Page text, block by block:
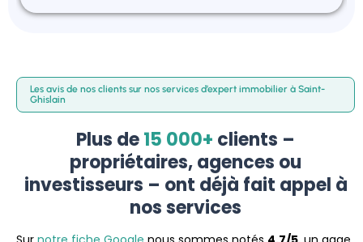
Les avis de nos clients sur nos services d’expert immobilier à Saint-
Ghislain
Plus de15 000+ clients –
propriétaires, agences ou
investisseurs – ont déjà fait appel à
nos services